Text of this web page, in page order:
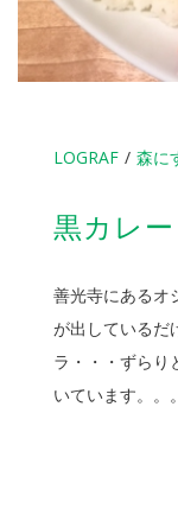
LOGRAF 森に
黒カレー
善光寺にあるオ
が出しているだ
ラ・・・ずらり
いています。。